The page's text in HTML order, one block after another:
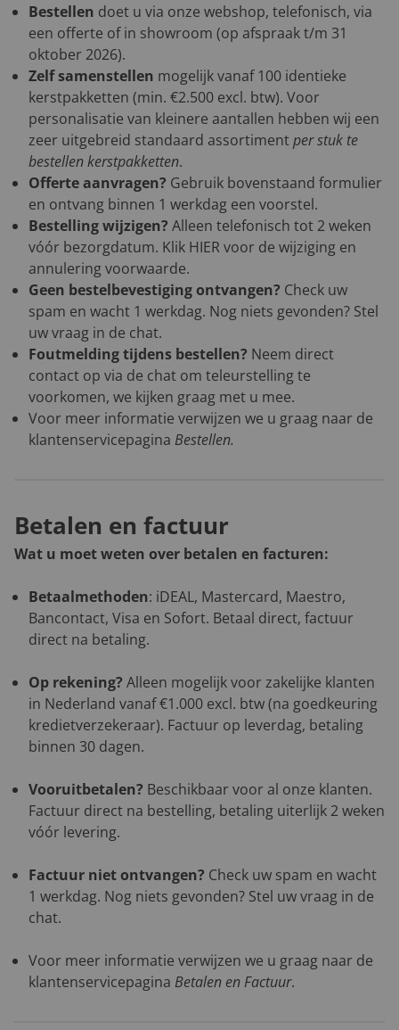
Bestellen doet u via onze webshop, telefonisch, via
een offerte of in showroom (op afspraak t/m 31
oktober 2026).
Zelf samenstellen mogelijk vanaf 100 identieke
kerstpakketten (min. €2.500 excl. btw). Voor
personalisatie van kleinere aantallen hebben wij een
zeer uitgebreid standaard assortimentper stuk te
bestellen kerstpakketten.
Offerte aanvragen? Gebruik bovenstaand formulier
en ontvang binnen 1 werkdag een voorstel.
Bestelling wijzigen? Alleen telefonisch tot 2 weken
vóór bezorgdatum. Klik HIERvoor de wijziging en
annulering voorwaarde.
Geen bestelbevestiging ontvangen? Check uw
spam en wacht 1 werkdag. Nog niets gevonden? Stel
uw vraag in de chat.
Foutmelding tijdens bestellen? Neem direct
contact op via de chat om teleurstelling te
voorkomen, we kijken graag met u mee.
Voor meer informatie verwijzen we u graag naar de
klantenservicepagina Bestellen.
Betalen en factuur
Wat u moet weten over betalen en facturen:
Betaalmethoden: iDEAL, Mastercard, Maestro,
Bancontact, Visa en Sofort. Betaal direct, factuur
direct na betaling.
Op rekening? Alleen mogelijk voor zakelijke klanten
in Nederland vanaf €1.000 excl. btw (na goedkeuring
kredietverzekeraar). Factuur op leverdag, betaling
binnen 30 dagen.
Vooruitbetalen? Beschikbaar voor al onze klanten.
Factuur direct na bestelling, betaling uiterlijk 2 weken
vóór levering.
Factuur niet ontvangen? Check uw spam en wacht
1 werkdag. Nog niets gevonden? Stel uw vraag in de
chat.
Voor meer informatie verwijzen we u graag naar de
klantenservicepagina Betalen en Factuur.